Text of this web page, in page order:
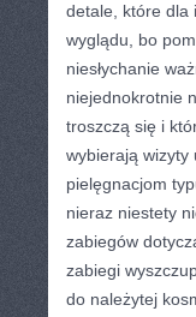
detale, które dla
wyglądu, bo
niesłychanie
niejednokrotnie
troszczą się i
wybierają wizyty
pielęgnacjom
nieraz niestety
zabiegów
zabiegi
do należytej